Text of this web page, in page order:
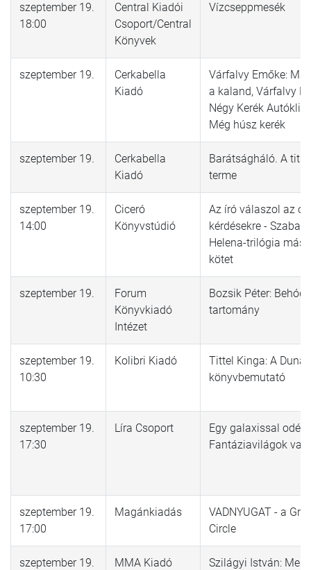
szeptember 19.
18:00
Central Kiadói
Csoport/Central
Könyvek
Vízcseppmesék
szeptember 19.
Cerkabella
Kiadó
Várfalvy Emőke:
a kaland, Várfalvy
Négy Kerék
Még húsz kerék
szeptember 19.
Cerkabella
Kiadó
Barátságháló. A
terme
szeptember 19.
14:00
Ciceró
Könyvstúdió
Az író válaszol az
kérdésekre -
Helena-trilógia
kötet
szeptember 19.
Forum
Könyvkiadó
Intézet
Bozsik Péter:
tartomány
szeptember 19.
10:30
Kolibri Kiadó
Tittel Kinga: A Duna
könyvbemutató
szeptember 19.
17:30
Líra Csoport
Egy galaxissal
Fantáziavilágok
szeptember 19.
17:00
Magánkiadás
VADNYUGAT - a
Circle
szeptember 19.
MMA Kiadó
Szilágyi István: